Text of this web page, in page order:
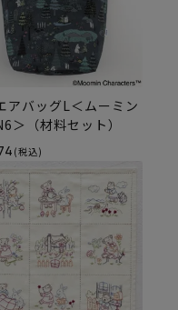
アバッグL＜ムーミン
＞（材料セット）
(税込)